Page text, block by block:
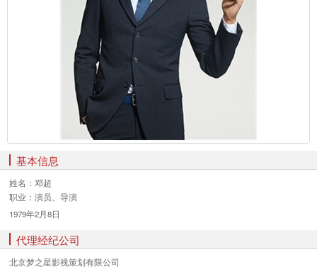
基本信息
姓名： 邓超
职业： 演员、导演
1979年2月8日
代理经纪公司
北京梦之星影视策划有限公司